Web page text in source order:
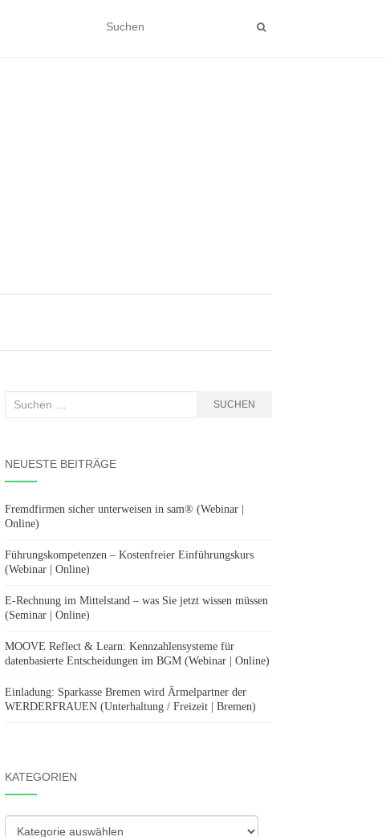
Suchen
SUCHEN
NEUESTE BEITRÄGE
Fremdfirmen sicher unterweisen in sam® (Webinar |
Online)
Führungskompetenzen – Kostenfreier Einführungskurs
(Webinar | Online)
E-Rechnung im Mittelstand – was Sie jetzt wissen müssen
(Seminar | Online)
MOOVE Reflect & Learn: Kennzahlensysteme für
datenbasierte Entscheidungen im BGM (Webinar | Online)
Einladung: Sparkasse Bremen wird Ärmelpartner der
WERDERFRAUEN (Unterhaltung / Freizeit | Bremen)
KATEGORIEN
Kategorien